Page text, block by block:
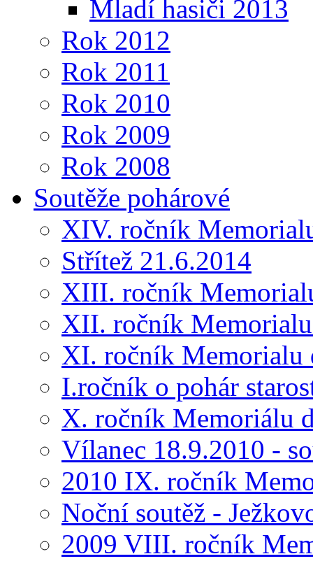
Mladí hasiči 2013
Rok 2012
Rok 2011
Rok 2010
Rok 2009
Rok 2008
Soutěže pohárové
XIV. ročník
Střítež 21.6.2014
XIII. ročník
XII. ročník
XI. ročník Memorialu
I.ročník o pohár
X. ročník Memoriálu
Vílanec 18.9.2010 -
2010 IX. ročník
Noční soutěž -
2009 VIII. ročník